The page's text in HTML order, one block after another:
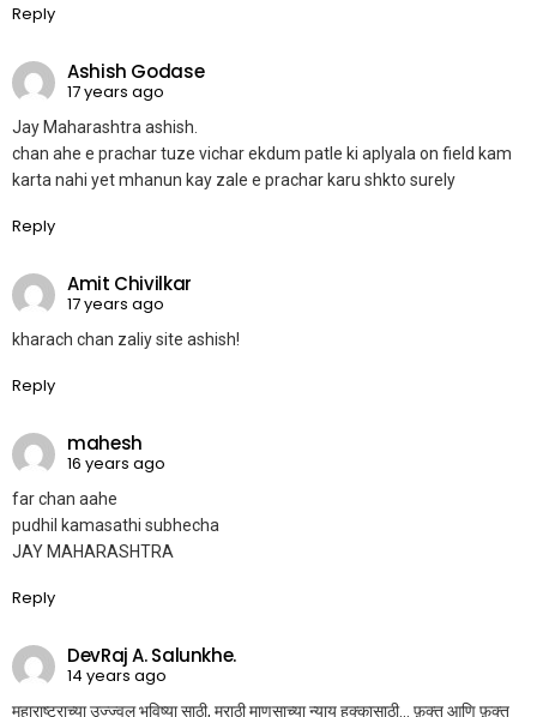
Reply
Ashish Godase
17 years ago
Jay Maharashtra ashish.
chan ahe e prachar tuze vichar ekdum patle ki aplyala on field kam
karta nahi yet mhanun kay zale e prachar karu shkto surely
Reply
Amit Chivilkar
17 years ago
kharach chan zaliy site ashish!
Reply
mahesh
16 years ago
far chan aahe
pudhil kamasathi subhecha
JAY MAHARASHTRA
Reply
DevRaj A. Salunkhe.
14 years ago
महाराष्ट्राच्या उज्ज्वल भविष्या साठी, मराठी माणसाच्या न्याय हक्कासाठी… फ़क्त आणि फ़क्त